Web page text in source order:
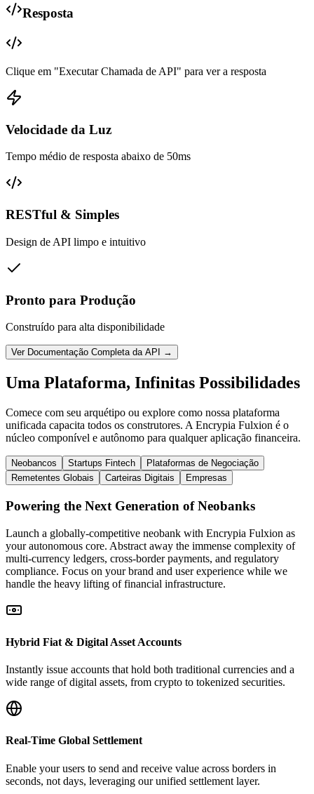
Resposta
Clique em "Executar Chamada de API" para ver a resposta
Velocidade da Luz
Tempo médio de resposta abaixo de 50ms
RESTful & Simples
Design de API limpo e intuitivo
Pronto para Produção
Construído para alta disponibilidade
Ver Documentação Completa da API →
Uma Plataforma, Infinitas Possibilidades
Comece com seu arquétipo ou explore como nossa plataforma
unificada capacita todos os construtores. A Encrypia Fulxion é o
núcleo componível e autônomo para qualquer aplicação financeira.
Neobancos Startups Fintech
Plataformas de Negociação
Remetentes Globais
Carteiras Digitais Empresas
Powering the Next Generation of Neobanks
Launch a globally-competitive neobank with Encrypia Fulxion as
your autonomous core. Abstract away the immense complexity of
multi-currency ledgers, cross-border payments, and regulatory
compliance. Focus on your brand and user experience while we
handle the heavy lifting of financial infrastructure.
Hybrid Fiat & Digital Asset Accounts
Instantly issue accounts that hold both traditional currencies and a
wide range of digital assets, from crypto to tokenized securities.
Real-Time Global Settlement
Enable your users to send and receive value across borders in
seconds, not days, leveraging our unified settlement layer.